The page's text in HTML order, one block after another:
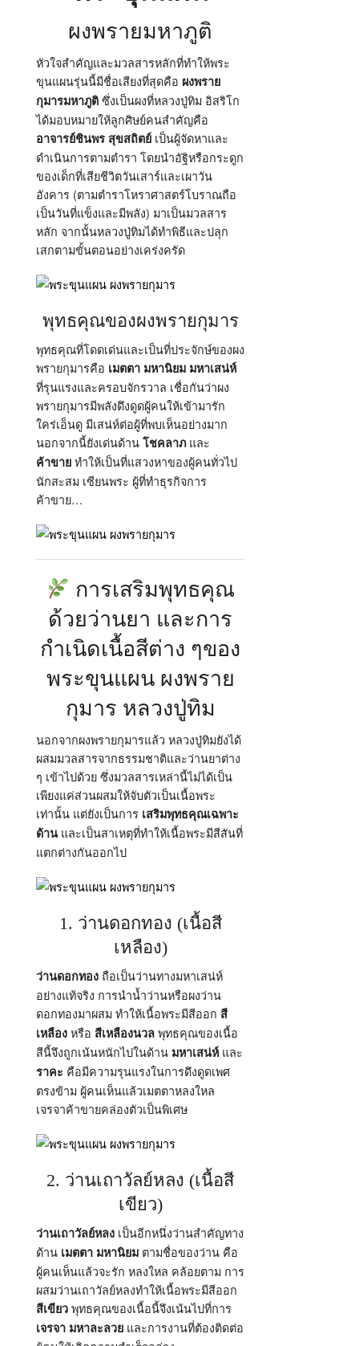
ผงพรายมหาภูติ
หัวใจสำคัญและมวลสารหลักที่ทำให้พระ
ขุนแผนรุ่นนี้มีชื่อเสียงที่สุดคือ ผงพราย
กุมารมหาภูติ ซึ่งเป็นผงที่หลวงปู่ทิม อิสริโก
ได้มอบหมายให้ลูกศิษย์คนสำคัญคือ
อาจารย์ชินพร สุขสถิตย์ เป็นผู้จัดหาและ
ดำเนินการตามตำรา โดยนำอัฐิหรือกระดูก
ของเด็กที่เสียชีวิตวันเสาร์และเผาวัน
อังคาร (ตามตำราโหราศาสตร์โบราณถือ
เป็นวันที่แข็งและมีพลัง) มาเป็นมวลสาร
หลัก จากนั้นหลวงปู่ทิมได้ทำพิธีและปลุก
เสกตามขั้นตอนอย่างเคร่งครัด
พุทธคุณของผงพรายกุมาร
พุทธคุณที่โดดเด่นและเป็นที่ประจักษ์ของผง
พรายกุมารคือ เมตตา มหานิยม มหาเสน่ห์
ที่รุนแรงและครอบจักรวาล เชื่อกันว่าผง
พรายกุมารมีพลังดึงดูดผู้คนให้เข้ามารัก
ใคร่เอ็นดู มีเสน่ห์ต่อผู้ที่พบเห็นอย่างมาก
นอกจากนี้ยังเด่นด้าน โชคลาภและ
ค้าขาย ทำให้เป็นที่แสวงหาของผู้คนทั่วไป
นักสะสม เซียนพระ ผู้ที่ทำธุรกิจการ
ค้าขาย…
การเสริมพุทธคุณ
ด้วยว่านยา และการ
กำเนิดเนื้อสีต่าง ๆของ
พระขุนแผน ผงพราย
กุมาร หลวงปู่ทิม
นอกจากผงพรายกุมารแล้ว หลวงปู่ทิมยังได้
ผสมมวลสารจากธรรมชาติและว่านยาต่าง
ๆ เข้าไปด้วย ซึ่งมวลสารเหล่านี้ไม่ได้เป็น
เพียงแค่ส่วนผสมให้จับตัวเป็นเนื้อพระ
เท่านั้น แต่ยังเป็นการ เสริมพุทธคุณเฉพาะ
ด้าน และเป็นสาเหตุที่ทำให้เนื้อพระมีสีสันที่
แตกต่างกันออกไป
1. ว่านดอกทอง (เนื้อสี
เหลือง)
ว่านดอกทอง ถือเป็นว่านทางมหาเสน่ห์
อย่างแท้จริง การนำน้ำว่านหรือผงว่าน
ดอกทองมาผสม ทำให้เนื้อพระมีสีออก สี
เหลือง หรือ สีเหลืองนวล พุทธคุณของเนื้อ
สีนี้จึงถูกเน้นหนักไปในด้าน มหาเสน่ห์ และ
ราคะ คือมีความรุนแรงในการดึงดูดเพศ
ตรงข้าม ผู้คนเห็นแล้วเมตตาหลงใหล
เจรจาค้าขายคล่องตัวเป็นพิเศษ
2. ว่านเถาวัลย์หลง (เนื้อสี
เขียว)
ว่านเถาวัลย์หลง เป็นอีกหนึ่งว่านสำคัญทาง
ด้าน เมตตา มหานิยม ตามชื่อของว่าน คือ
ผู้คนเห็นแล้วจะรัก หลงใหล คล้อยตาม การ
ผสมว่านเถาวัลย์หลงทำให้เนื้อพระมีสีออก
สีเขียว พุทธคุณของเนื้อนี้จึงเน้นไปที่การ
เจรจา มหาละลวย และการงานที่ต้องติดต่อ